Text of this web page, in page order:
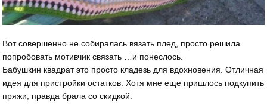
Вот совершенно не собиралась вязать плед, просто решила
попробовать мотивчик связать …и понеслось.
Бабушкин квадрат это просто кладезь для вдохновения. Отличная
идея для пристройки остатков. Хотя мне еще пришлось подкупить
пряжи, правда брала со скидкой.